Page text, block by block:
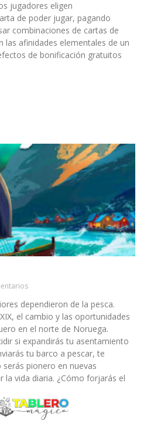
jugadores eligen
de poder jugar, pagando
combinaciones de cartas de
las afinidades elementales de un
de bonificación gratuitos
dependieron de la pesca.
el cambio y las oportunidades
en el norte de Noruega.
si expandirás tu asentamiento
tu barco a pescar, te
pionero en nuevas
la vida diaria. ¿Cómo forjarás el